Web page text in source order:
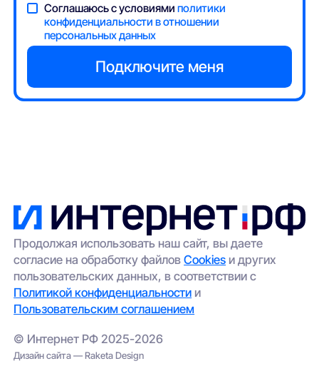
Соглашаюсь с условиямиполитики
конфиденциальности в отношении
персональных данных
Продолжая использовать наш сайт, вы даете
согласие на обработку файловCookies и других
пользовательских данных, в соответствии с
Политикой конфиденциальности и
Пользовательским соглашением
© Интернет РФ 2025-2026
Дизайн сайта — Raketa Design